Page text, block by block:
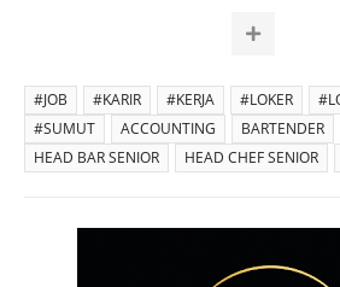
#JOB #KARIR #KERJA #LOKER
#SUMUT
ACCOUNTING BARTENDER
HEAD BAR SENIOR
HEAD CHEF SENIOR